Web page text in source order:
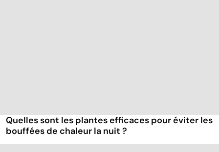
Quelles sont les plantes efficaces pour éviter les
bouffées de chaleur la nuit ?